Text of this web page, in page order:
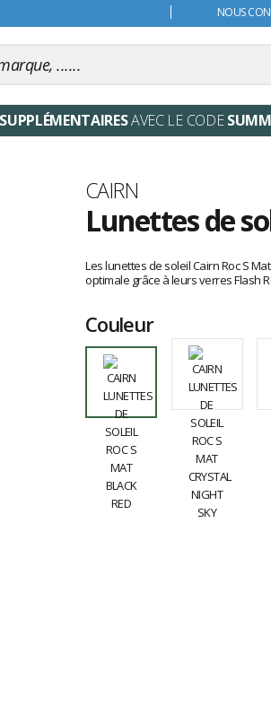
NOUS
AVEC LE CODE
Marque
CAIRN
Lunettes de
avis
clients
Les lunettes de soleil Cairn Roc S
optimale grâce à leurs verres Flash
Couleur